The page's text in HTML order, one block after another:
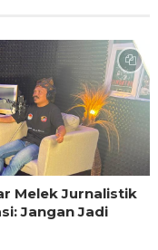
Melek Jurnalistik
Jangan Jadi